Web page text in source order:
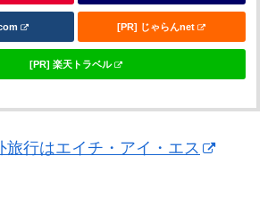
[PR] じゃらんnet
[PR] 楽天トラベル
旅行はエイチ・アイ・エス